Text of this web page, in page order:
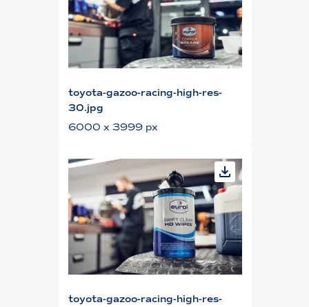
toyota-gazoo-racing-high-res-
30.jpg
6000 x 3999 px
toyota-gazoo-racing-high-res-